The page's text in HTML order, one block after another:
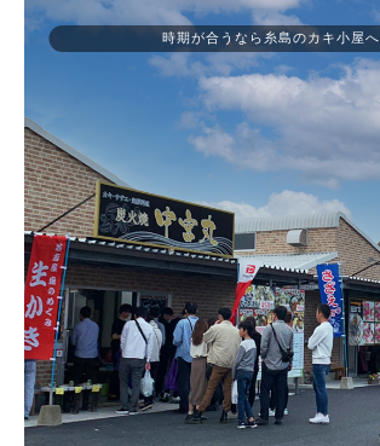
時期が合うなら糸島のカキ小屋へ